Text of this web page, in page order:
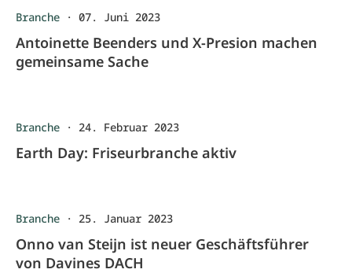
Branche · 07. Juni 2023
Antoinette Beenders und X-Presion machen
gemeinsame Sache
Branche · 24. Februar 2023
Earth Day: Friseurbranche aktiv
Branche · 25. Januar 2023
Onno van Steijn ist neuer Geschäftsführer
von Davines DACH